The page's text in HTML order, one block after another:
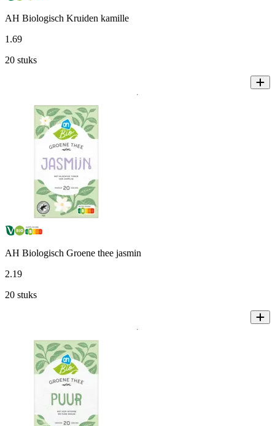
AH Biologisch Kruiden kamille
1 .69
20 stuks
AH Biologisch Groene thee jasmin
2.19
20 stuks